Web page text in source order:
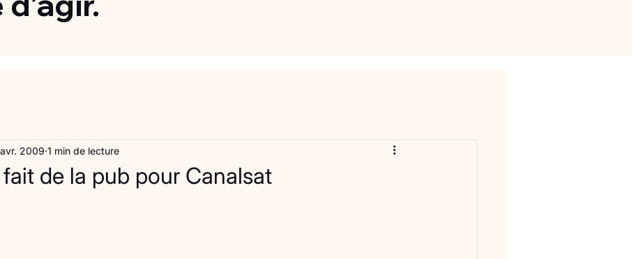
de la pub pour Canalsat
2009 1 min de lecture